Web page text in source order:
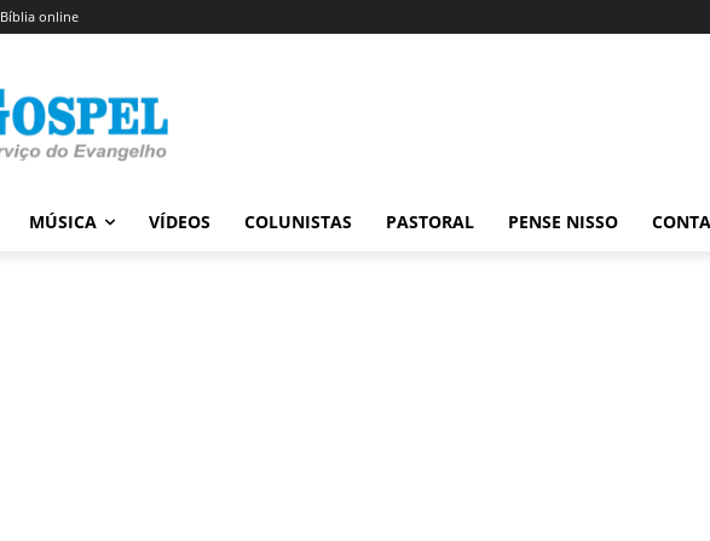
Bíblia online
MÚSICA VÍDEOS COLUNISTAS PASTORAL PENSE NISSO